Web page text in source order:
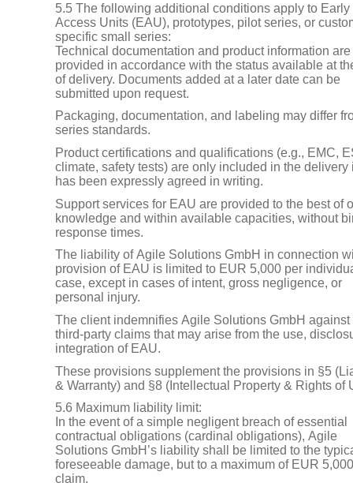
5.5 The following additional conditions apply to Early
Access Units (EAU), prototypes, pilot series, or
specific small series:
Technical documentation and product information are
provided in accordance with the status available at
of delivery. Documents added at a later date can be
submitted upon request.
Packaging, documentation, and labeling may differ
series standards.
Product certifications and qualifications (e.g., EMC,
climate, safety tests) are only included in the delivery
has been expressly agreed in writing.
Support services for EAU are provided to the best of
knowledge and within available capacities, without
response times.
The liability of Agile Solutions GmbH in connection
provision of EAU is limited to EUR 5,000 per
case, except in cases of intent, gross negligence, or
personal injury.
The client indemnifies Agile Solutions GmbH against
third-party claims that may arise from the use,
integration of EAU.
These provisions supplement the provisions in §5
& Warranty) and §8 (Intellectual Property & Rights of
5.6 Maximum liability limit:
In the event of a simple negligent breach of essential
contractual obligations (cardinal obligations), Agile
Solutions GmbH’s liability shall be limited to the
foreseeable damage, but to a maximum of EUR
claim.